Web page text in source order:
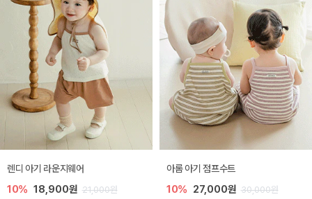
렌디 아기 라운지웨어
10% 18,900원 21,000원
아롬 아기 점프수트
10% 27,000원 30,000원